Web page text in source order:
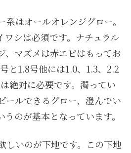
はオールオレンジグロー。
ワシは必須です。ナチュラル
、マズメは赤エビはもってお
と1.8号他には1.0、1.3、2.2
絶対に必要です。濁ってい
ールできるグロー、澄んでい
のが基本となっています。
しいのが下地です。この下地